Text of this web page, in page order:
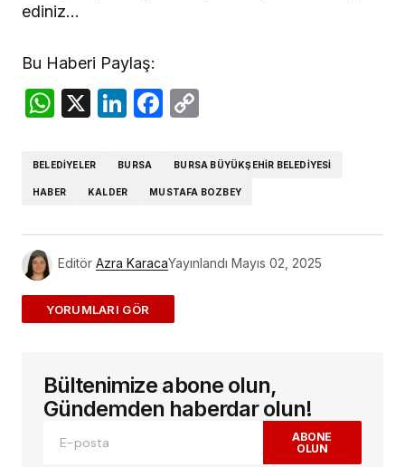
ediniz…
Bu Haberi Paylaş:
WhatsApp
X LinkedIn
Facebook
BELEDIYELER BURSA BURSA BÜYÜKŞEHIR BELEDIYESI
HABER KALDER MUSTAFA BOZBEY
Editör Azra KaracaYayınlandı Mayıs 02, 2025
ADD A COMMENT
E-posta adresiniz yayınlanmayacak.
alanlar*ile işaretlenmişlerdir
Yorum
Bültenimize abone olun,
Gündemden haberdar olun!
ABONE
OLUN